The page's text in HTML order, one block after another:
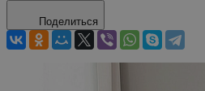
Поделиться